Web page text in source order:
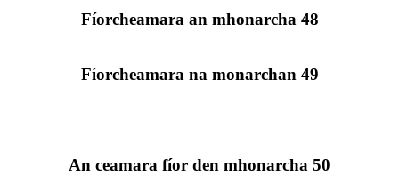
Fíorcheamara an mhonarcha 48
Fíorcheamara na monarchan 49
An ceamara fíor den mhonarcha 50